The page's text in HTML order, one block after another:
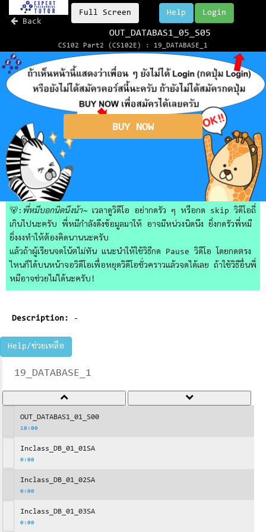
Back
Full Screen Login
Help
OUT_DATABAS1_05_S05
CS102 Part2 (CS102E) : 19_DATABASE_1
BUY NOW
🐻: พี่หมีบอกนิดนึงน้า~เวลาดูวิดีโอ อย่ากดรัว ๆ หรือกด skip วิดีโอถี่
เกินไปนะครับ พี่หมีกำลังดึงข้อมูลมาให้ อาจมีหน่วงนิดนึง ยิ่งกดรัวพี่หมี
ยิ่งงงทำให้ต้องคิดนานนะครับ
แล้วถ้าผู้เรียนจดโน้ตไม่ทัน แนะนำให้ใช้วิธีกด Pause วิดีโอ โดยกดตรง
ไหนก็ได้บนหน้าจอวิดีโอเพื่อหยุดวิดีโอชั่วคราวแล้วจดได้เลย ถ้าใช้วิธีอื่นพี่
หมีอาจช่วยไม่ได้นะครับ!
Description: -
Help/ช่วยเหลือ
19_DATABASE_1
OUT_DATABAS1_01_S00
10:00
Inclass_DB_01_01SA
0:00
Inclass_DB_01_02SA
0:00
Inclass_DB_01_03SA
0:00